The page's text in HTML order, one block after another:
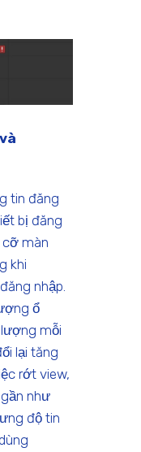
tin đăng
bị đăng
cỡ màn
khi
nhập.
ổ
mỗi
lại tăng
rớt view,
như
độ tin